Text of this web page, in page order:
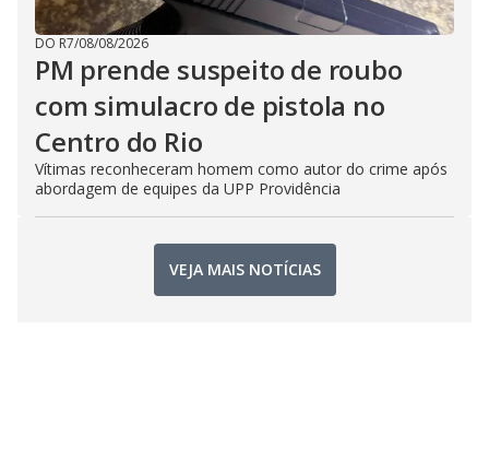
DO R7/08/08/2026
PM prende suspeito de roubo
com simulacro de pistola no
Centro do Rio
Vítimas reconheceram homem como autor do crime após
abordagem de equipes da UPP Providência
VEJA MAIS NOTÍCIAS